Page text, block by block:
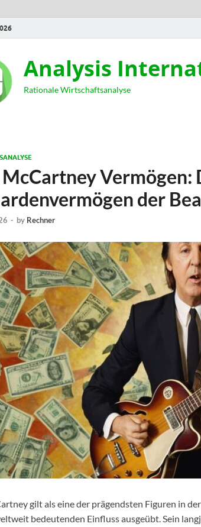
Analysis
Rationale Wirtschaftsanalyse
Vermögen:
der
- by Rechner
gilt als eine der prägendsten Figuren in
bedeutenden Einfluss ausgeübt. Sein